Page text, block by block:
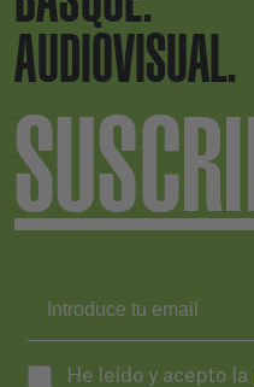
AUDIOVISUAL.
He leído y acepto la